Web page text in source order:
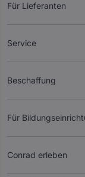
Für Lieferanten
Service
Beschaffung
Für
Conrad erleben